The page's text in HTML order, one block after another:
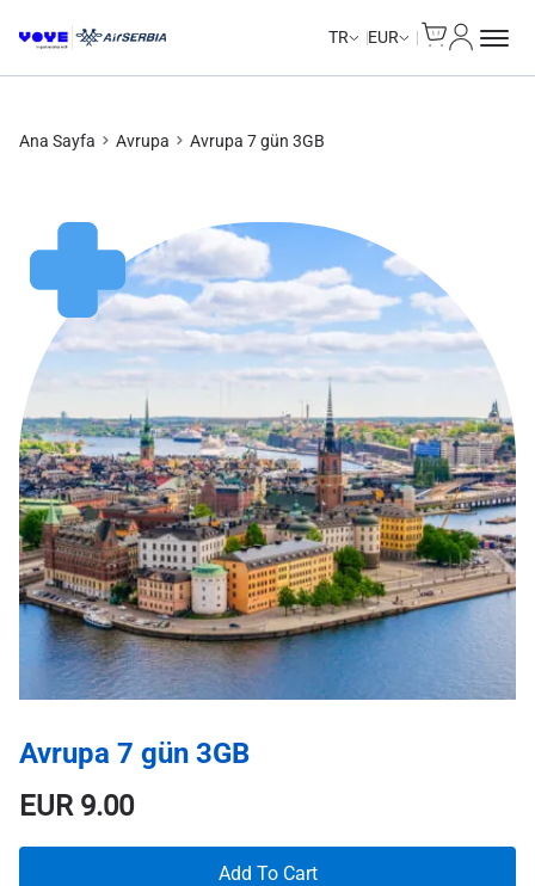
TR EUR
Ana Sayfa Avrupa Avrupa 7 gün 3GB
Avrupa 7 gün 3GB
EUR9.00
Add To Cart